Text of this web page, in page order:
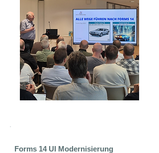
Forms 14 UI Modernisierung